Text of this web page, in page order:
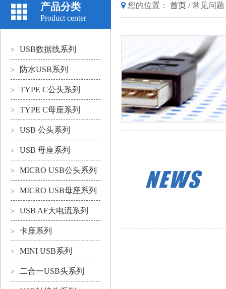
产品分类
Product center
> USB数据线系列
> 防水USB系列
> TYPE C公头系列
> TYPE C母座系列
> USB 公头系列
> USB 母座系列
> MICRO USB公头系列
> MICRO USB母座系列
> USB AF大电流系列
> 卡座系列
> MINI USB系列
> 二合一USB头系列
您的位置： 首页 / 常见问题